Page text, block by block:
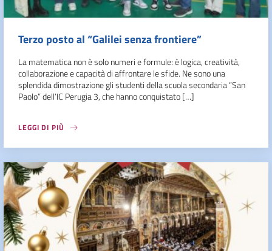
Terzo posto al “Galilei senza frontiere”
La matematica non è solo numeri e formule: è logica, creatività,
collaborazione e capacità di affrontare le sfide. Ne sono una
splendida dimostrazione gli studenti della scuola secondaria “San
Paolo” dell’IC Perugia 3, che hanno conquistato […]
LEGGI DI PIÙ